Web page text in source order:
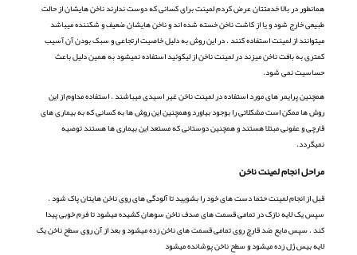
همانطور در بالا خدمتتان عرض کردم لمینت برای کسانی که دوست ندارند ناخن هایشان از حالت
طبیعی خارج شود و یا از کاشت ناخن خسته شده اند و ناخن هایشان ضعیف و شکننده میباشد
میتوانند از لمینت استفاده کنند . در این روش به دلیل خاصیت ارتجاعی و سبک بودن آن آسیب
کمتری به بافت ناخن میزند در لمینت ناخن از لیکوئید استفاده نمیشود به همین دلیل باعث
حساسیت نمی شود.
همچنین پرایمر های مورد استفاده در لمینت ناخن غیر اسیدی میباشند . استفاده مداوم از این
روش ها ممکن است مشکلاتی را بوجود بیاورد وهمچنین این روش ها به کسانی که به بیماری های
قارچی و عفونی مبتلا هستند و همچنین دوستانی که مستعد این بیماری ها هستند توصیه
نمیگردد.
مراحل انجام لمینت ناخن
قبل از انجام لمینت حتما دست های خود را بشویید تا آلودگی های روی ناخن هایتان پاک شود .
سپس یک لایه نازک در تمامی قسمت های صدف ناخن سوهان کشیده میشود تا فرم خوبی پیدا
کند . سپس مایع ضد قارچ روی تمامی قسمت های ناخن زده میشود و بعد از آن روی سطح ناخن یک
لایه بیس ژل زده میشود و سطح ناخن پوشانده میشود